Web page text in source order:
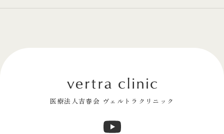
医療法人吉春会 ヴェルトラクリニック